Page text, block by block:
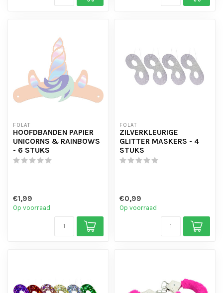
FOLAT
HOOFDBANDEN PAPIER
UNICORNS & RAINBOWS
- 6 STUKS
€1,99
Op voorraad
FOLAT
ZILVERKLEURIGE
GLITTER MASKERS - 4
STUKS
€0,99
Op voorraad